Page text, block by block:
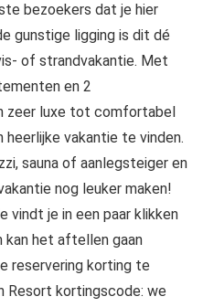
bezoekers dat je hier
gunstige ligging is dit dé
of strandvakantie. Met
en 2
zeer luxe tot comfortabel
vakantie te vinden.
sauna of aanlegsteiger en
nog leuker maken!
vindt je in een paar klikken
kan het aftellen gaan
reservering korting te
Resort kortingscode: we